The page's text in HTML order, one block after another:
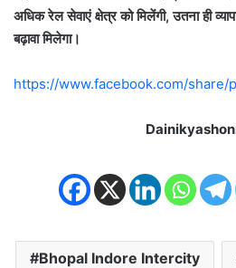
अधिक रेल सेवाएं क्षेत्र को मिलेंगी, उतना ही
बढ़ावा मिलेगा।
https://www.facebook.com/share/
Bhopal Indore Intercity